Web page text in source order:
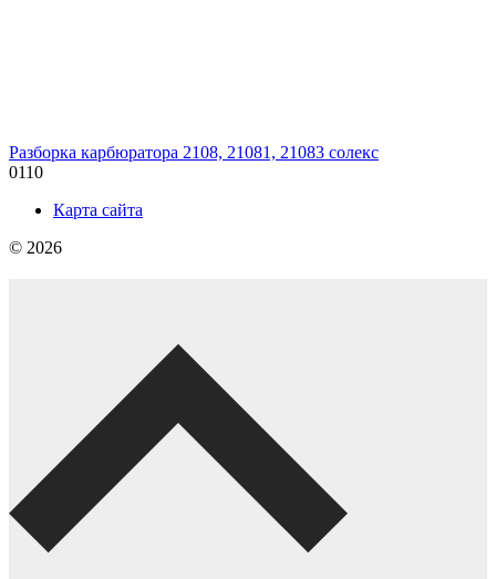
Разборка карбюратора 2108, 21081, 21083 солекс
0110
Карта сайта
© 2026